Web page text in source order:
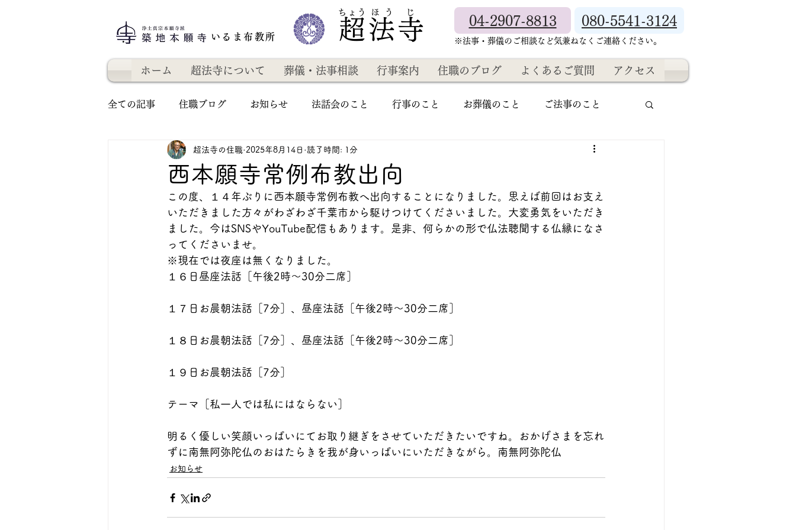
いるま布教所 超法寺
​ちょう ほ う じ
04-2907-8813 080-5541-3124
​※法事・葬儀のご相談など気兼ねなくご連絡ください。
ホーム 超法寺について 葬儀・法事相談 行事案内 住職のブログ よくあるご質問 アクセス
全ての記事 住職ブログ お知らせ 法話会のこと 行事のこと お葬儀のこと ご法事のこと
西本願寺常例布教出向
超法寺の住職 2025年8月14日 読了時間: 1分
この度、１４年ぶりに西本願寺常例布教へ出向することになりました。思えば前回はお支え
いただきました方々がわざわざ千葉市から駆けつけてくださいました。大変勇気をいただき
ました。今はSNSやYouTube配信もあります。是非、何らかの形で仏法聴聞する仏縁になさ
ってくださいませ。
※現在では夜座は無くなりました。
１６日昼座法話［午後2時〜30分二席］
１７日お晨朝法話［7分］、昼座法話［午後2時〜30分二席］
１８日お晨朝法話［7分］、昼座法話［午後2時〜30分二席］
１９日お晨朝法話［7分］
テーマ［私一人では私にはならない］
明るく優しい笑顔いっぱいにてお取り継ぎをさせていただきたいですね。おかげさまを忘れ
ずに南無阿弥陀仏のおはたらきを我が身いっぱいにいただきながら。南無阿弥陀仏
お知らせ